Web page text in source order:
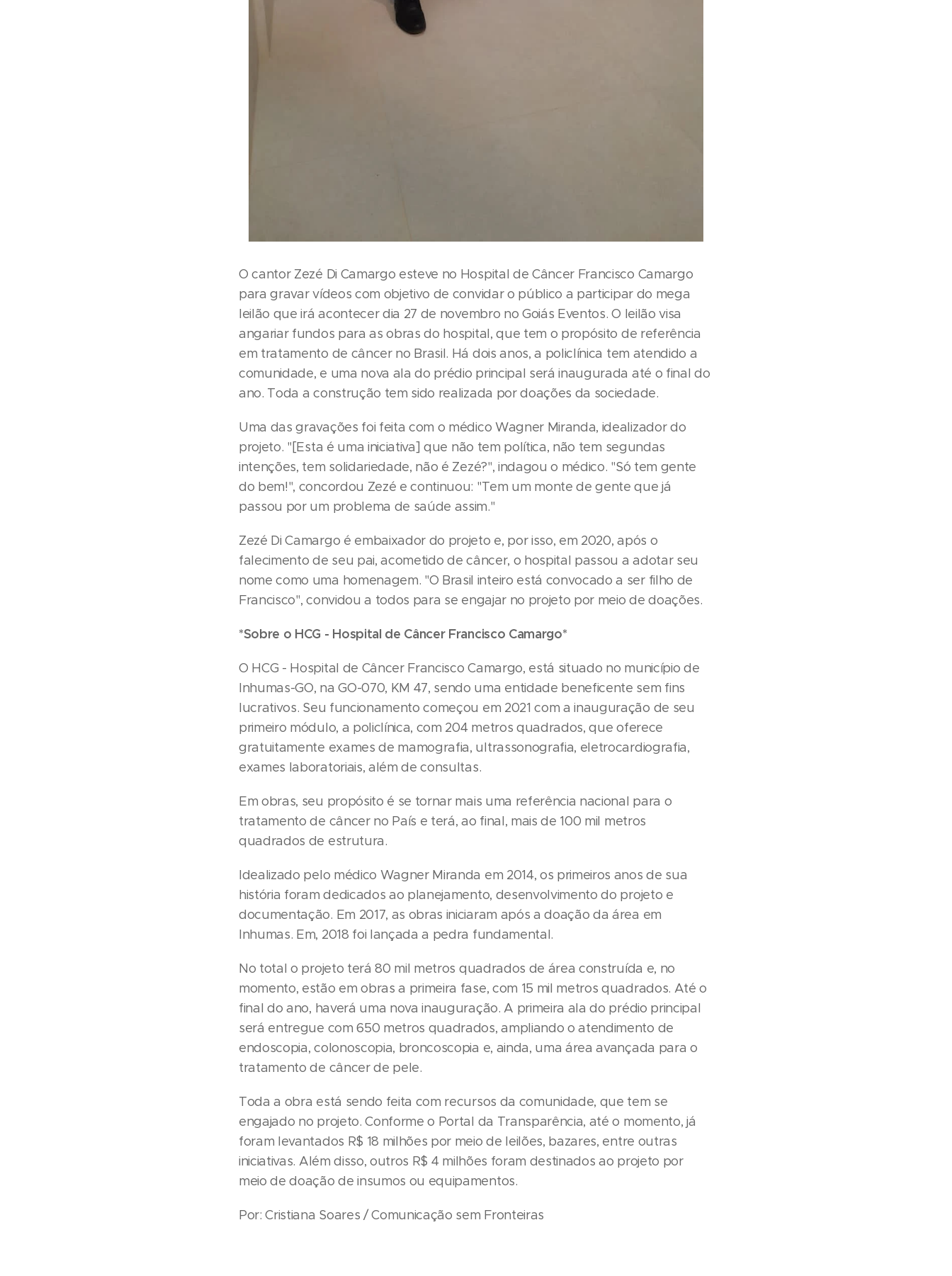
O cantor Zezé Di Camargo esteve no Hospital de Câncer Francisco Camargo
para gravar vídeos com objetivo de convidar o público a participar do mega
leilão que irá acontecer dia 27 de novembro no Goiás Eventos. O leilão visa
angariar fundos para as obras do hospital, que tem o propósito de referência
em tratamento de câncer no Brasil. Há dois anos, a policlínica tem atendido a
comunidade, e uma nova ala do prédio principal será inaugurada até o final do
ano. Toda a construção tem sido realizada por doações da sociedade.
Uma das gravações foi feita com o médico Wagner Miranda, idealizador do
projeto. "[Esta é uma iniciativa] que não tem política, não tem segundas
intenções, tem solidariedade, não é Zezé?", indagou o médico. "Só tem gente
do bem!", concordou Zezé e continuou: "Tem um monte de gente que já
passou por um problema de saúde assim."
Zezé Di Camargo é embaixador do projeto e, por isso, em 2020, após o
falecimento de seu pai, acometido de câncer, o hospital passou a adotar seu
nome como uma homenagem. "O Brasil inteiro está convocado a ser filho de
Francisco", convidou a todos para se engajar no projeto por meio de doações.
*Sobre o HCG - Hospital de Câncer Francisco Camargo*
O HCG - Hospital de Câncer Francisco Camargo, está situado no município de
Inhumas-GO, na GO-070, KM 47, sendo uma entidade beneficente sem fins
lucrativos. Seu funcionamento começou em 2021 com a inauguração de seu
primeiro módulo, a policlínica, com 204 metros quadrados, que oferece
gratuitamente exames de mamografia, ultrassonografia, eletrocardiografia,
exames laboratoriais, além de consultas.
Em obras, seu propósito é se tornar mais uma referência nacional para o
tratamento de câncer no País e terá, ao final, mais de 100 mil metros
quadrados de estrutura.
Idealizado pelo médico Wagner Miranda em 2014, os primeiros anos de sua
história foram dedicados ao planejamento, desenvolvimento do projeto e
documentação. Em 2017, as obras iniciaram após a doação da área em
Inhumas. Em, 2018 foi lançada a pedra fundamental.
No total o projeto terá 80 mil metros quadrados de área construída e, no
momento, estão em obras a primeira fase, com 15 mil metros quadrados. Até o
final do ano, haverá uma nova inauguração. A primeira ala do prédio principal
será entregue com 650 metros quadrados, ampliando o atendimento de
endoscopia, colonoscopia, broncoscopia e, ainda, uma área avançada para o
tratamento de câncer de pele.
Toda a obra está sendo feita com recursos da comunidade, que tem se
engajado no projeto. Conforme o Portal da Transparência, até o momento, já
foram levantados R$ 18 milhões por meio de leilões, bazares, entre outras
iniciativas. Além disso, outros R$ 4 milhões foram destinados ao projeto por
meio de doação de insumos ou equipamentos.
Por: Cristiana Soares / Comunicação sem Fronteiras